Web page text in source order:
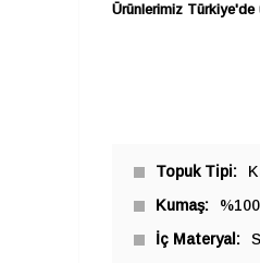
Ürünlerimiz Türkiye'de
Topuk Tipi
Kumaş
İç Materyal